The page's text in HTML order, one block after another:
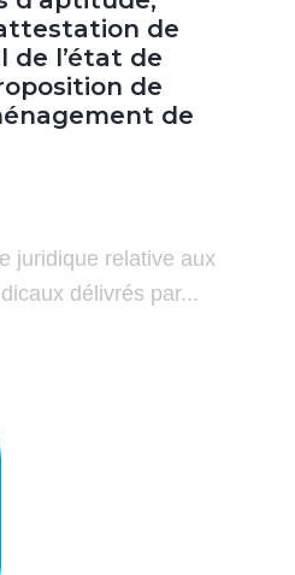
de
de l’état de
de
de
juridique relative aux
délivrés par...